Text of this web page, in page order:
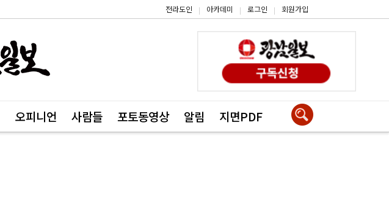
전라도인 | 아카데미 | 로그인 | 회원가입
오피니언 사람들 포토동영상 알림 지면PDF